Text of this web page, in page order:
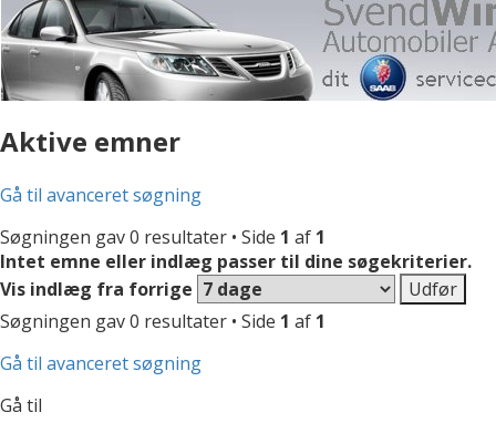
Aktive emner
Gå til avanceret søgning
Søgningen gav 0 resultater • Side 1 af 1
Intet emne eller indlæg passer til dine søgekriterier.
Vis indlæg fra forrige
Søgningen gav 0 resultater • Side 1 af 1
Gå til avanceret søgning
Gå til